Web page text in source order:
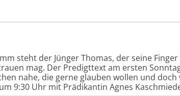
steht der Jünger Thomas, der seine
mag. Der Predigttext am ersten
nahe, die gerne glauben wollen und doch
9:30 Uhr mit Prädikantin Agnes